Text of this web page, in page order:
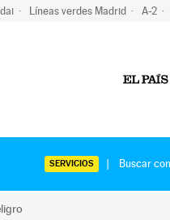
Líneas verdes Madrid A-2
SERVICIOS